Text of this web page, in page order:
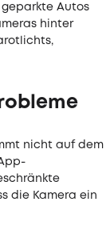
geparkte Autos
hinter
nicht auf dem
die Kamera ein